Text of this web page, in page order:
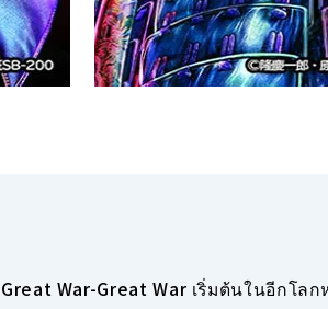
War-Great War เริ่มต้นในอีกโล